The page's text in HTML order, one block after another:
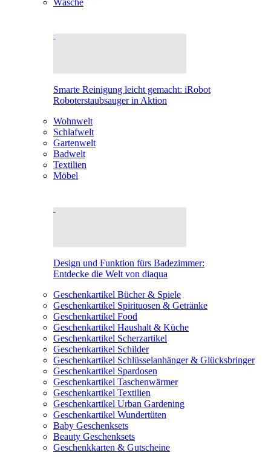
Wäsche
Smarte Reinigung leicht gemacht: iRobot
Roboterstaubsauger in Aktion
Wohnwelt
Schlafwelt
Gartenwelt
Badwelt
Textilien
Möbel
Design und Funktion fürs Badezimmer:
Entdecke die Welt von diaqua
Geschenkartikel Bücher & Spiele
Geschenkartikel Spirituosen & Getränke
Geschenkartikel Food
Geschenkartikel Haushalt & Küche
Geschenkartikel Scherzartikel
Geschenkartikel Schilder
Geschenkartikel Schlüsselanhänger & Glücksbringer
Geschenkartikel Spardosen
Geschenkartikel Taschenwärmer
Geschenkartikel Textilien
Geschenkartikel Urban Gardening
Geschenkartikel Wundertüten
Baby Geschenksets
Beauty Geschenksets
Geschenkkarten & Gutscheine